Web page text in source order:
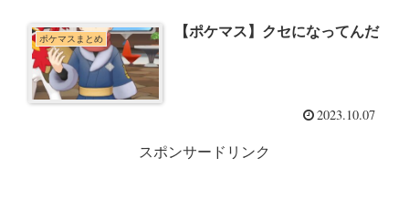
ポケマスまとめ 【ポケマス】クセになってんだ
2023.10.07
スポンサードリンク